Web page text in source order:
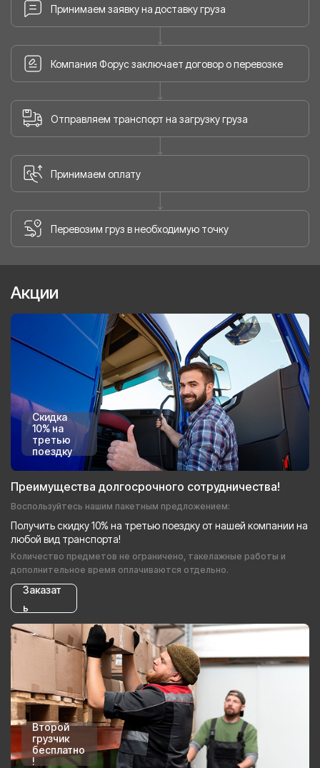
Принимаем заявку на доставку груза
Компания Форус заключает договор о перевозке
Отправляем транспорт на загрузку груза
Принимаем оплату
Перевозим груз в необходимую точку
Акции
Скидка
10% на
третью
поездку
Преимущества долгосрочного сотрудничества!
Воспользуйтесь нашим пакетным предложением:
Получить скидку 10% на третью поездку от нашей компании на
любой вид транспорта!
Количество предметов не ограничено, такелажные работы и
дополнительное время оплачиваются отдельно.
Заказат
ь
Второй
грузчик
бесплатно
!